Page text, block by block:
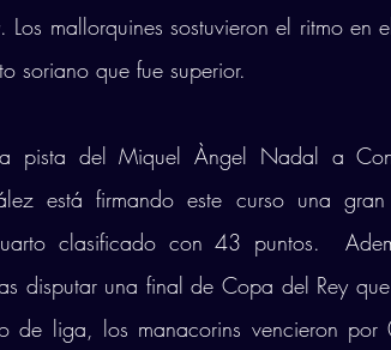
mallorquines sostuvieron el ritmo en
soriano que fue superior.
pista del Miquel Àngel Nadal a
está firmando este curso una
clasificado con 43 puntos.
disputar una final de Copa del Rey
de liga, los manacorins vencieron